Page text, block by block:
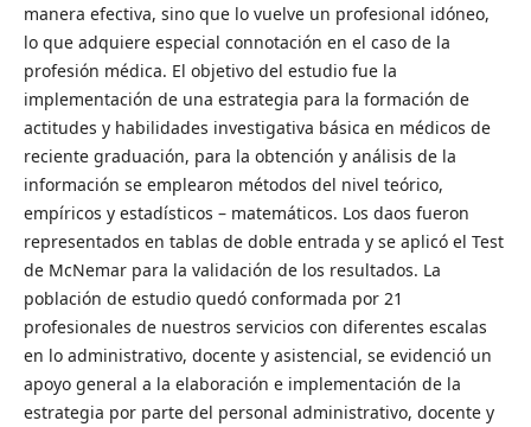
manera efectiva, sino que lo vuelve un profesional idóneo,
lo que adquiere especial connotación en el caso de la
profesión médica. El objetivo del estudio fue la
implementación de una estrategia para la formación de
actitudes y habilidades investigativa básica en médicos de
reciente graduación, para la obtención y análisis de la
información se emplearon métodos del nivel teórico,
empíricos y estadísticos – matemáticos. Los daos fueron
representados en tablas de doble entrada y se aplicó el Test
de McNemar para la validación de los resultados. La
población de estudio quedó conformada por 21
profesionales de nuestros servicios con diferentes escalas
en lo administrativo, docente y asistencial, se evidenció un
apoyo general a la elaboración e implementación de la
estrategia por parte del personal administrativo, docente y